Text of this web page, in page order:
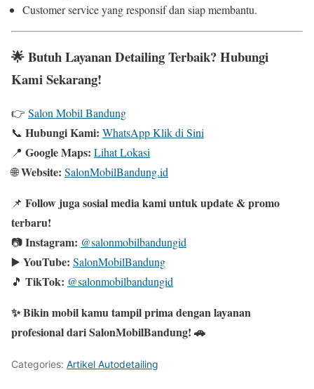
Customer service yang responsif dan siap membantu.
🌟Butuh Layanan Detailing Terbaik? Hubungi
Kami Sekarang!
👉 Salon Mobil Bandung
📞 Hubungi Kami: WhatsApp Klik di Sini
📍 Google Maps: Lihat Lokasi
🌐Website: SalonMobilBandung.id
📌 Follow juga sosial media kami untuk update & promo
terbaru!
📷Instagram: @salonmobilbandungid
▶️ YouTube: SalonMobilBandung
🎵 TikTok: @salonmobilbandungid
✨ Bikin mobil kamu tampil prima dengan layanan
profesional dari SalonMobilBandung! 🚗
Categories: Artikel Autodetailing